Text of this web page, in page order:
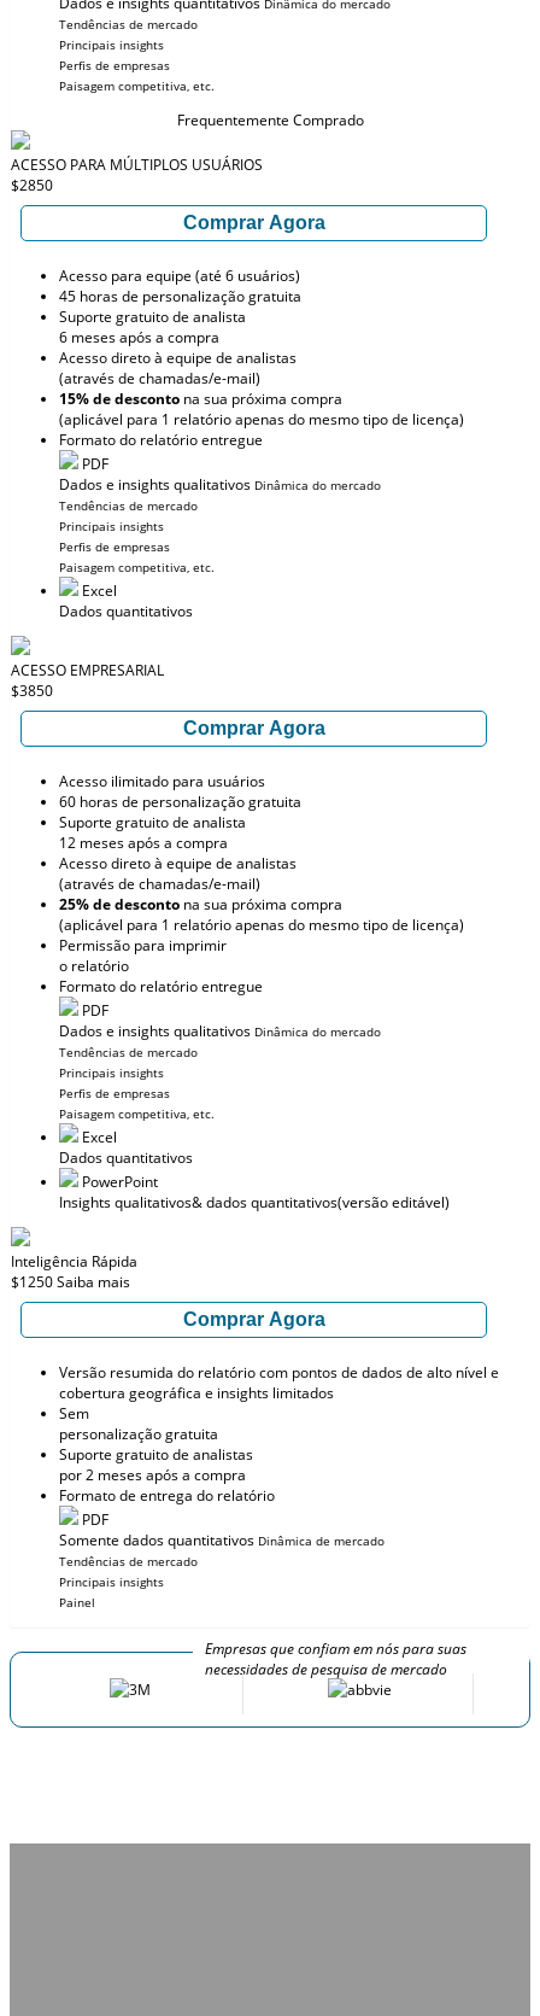
Dinâmica do mercado
Tendências de mercado
Principais insights
Perfis de empresas
Paisagem competitiva, etc.
Frequentemente Comprado
ACESSO PARA MÚLTIPLOS USUÁRIOS
$2850
Comprar Agora
Acesso para equipe (até 6 usuários)
45 horas de personalização gratuita
Suporte gratuito de analista
6 meses após a compra
Acesso direto à equipe de analistas
(através de chamadas/e-mail)
15% de desconto na sua próxima compra
(aplicável para 1 relatório apenas do mesmo tipo de licença)
Formato do relatório entregue
PDF
Dados e insights qualitativos Dinâmica do mercado
Tendências de mercado
Principais insights
Perfis de empresas
Paisagem competitiva, etc.
Excel
Dados quantitativos
ACESSO EMPRESARIAL
$3850
Comprar Agora
Acesso ilimitado para usuários
60 horas de personalização gratuita
Suporte gratuito de analista
12 meses após a compra
Acesso direto à equipe de analistas
(através de chamadas/e-mail)
25% de desconto na sua próxima compra
(aplicável para 1 relatório apenas do mesmo tipo de licença)
Permissão para imprimir
o relatório
Formato do relatório entregue
PDF
Dados e insights qualitativos Dinâmica do mercado
Tendências de mercado
Principais insights
Perfis de empresas
Paisagem competitiva, etc.
Excel
Dados quantitativos
PowerPoint
Insights qualitativos& dados quantitativos(versão editável)
Inteligência Rápida
$1250Saiba mais
Comprar Agora
Versão resumida do relatório com pontos de dados de alto nível e
cobertura geográfica e insights limitados
Sem
personalização gratuita
Suporte gratuito de analistas
por 2 meses após a compra
Formato de entrega do relatório
PDF
Somente dados quantitativos Dinâmica de mercado
Tendências de mercado
Principais insights
Painel
Empresas que confiam em nós para suas
necessidades de pesquisa de mercado